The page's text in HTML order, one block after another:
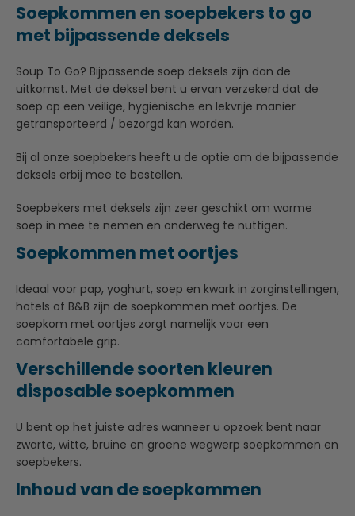
Soepkommen en soepbekers to go
met bijpassende deksels
Soup To Go? Bijpassende soep deksels zijn dan de
uitkomst. Met de deksel bent u ervan verzekerd dat de
soep op een veilige, hygiënische en lekvrije manier
getransporteerd / bezorgd kan worden.
Bij al onze soepbekers heeft u de optie om de bijpassende
deksels erbij mee te bestellen.
Soepbekers met deksels zijn zeer geschikt om warme
soep in mee te nemen en onderweg te nuttigen.
Soepkommen met oortjes
Ideaal voor pap, yoghurt, soep en kwark in zorginstellingen,
hotels of B&B zijn de soepkommen met oortjes. De
soepkom met oortjes zorgt namelijk voor een
comfortabele grip.
Verschillende soorten kleuren
disposable soepkommen
U bent op het juiste adres wanneer u opzoek bent naar
zwarte, witte, bruine en groene wegwerp soepkommen en
soepbekers.
Inhoud van de soepkommen